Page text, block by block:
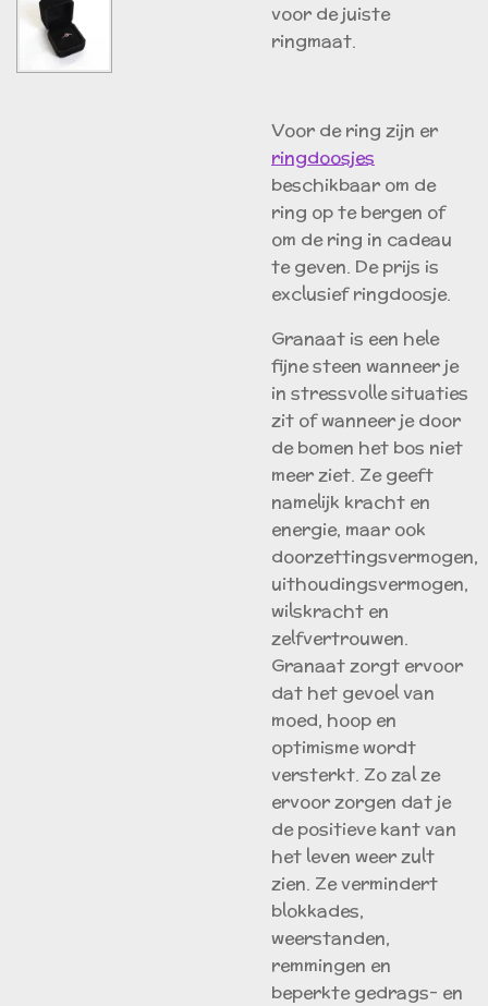
voor de juiste
ringmaat.
Voor de ring zijn er
ringdoosjes
beschikbaar om de
ring op te bergen of
om de ring in cadeau
te geven. De prijs is
exclusief ringdoosje.
Granaat is een hele
fijne steen wanneer je
in stressvolle situaties
zit of wanneer je door
de bomen het bos niet
meer ziet. Ze geeft
namelijk kracht en
energie, maar ook
doorzettingsvermogen,
uithoudingsvermogen,
wilskracht en
zelfvertrouwen.
Granaat zorgt ervoor
dat het gevoel van
moed, hoop en
optimisme wordt
versterkt. Zo zal ze
ervoor zorgen dat je
de positieve kant van
het leven weer zult
zien. Ze vermindert
blokkades,
weerstanden,
remmingen en
beperkte gedrags- en